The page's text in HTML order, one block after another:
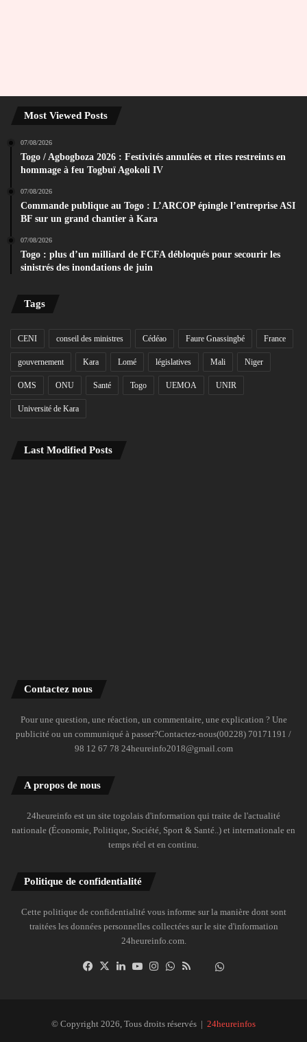
Most Viewed Posts
07/08/2026
Togo / Agbogboza 2026 : Festivités annulées et rites restreints en
hommage à feu Togbuï Agokoli IV
07/08/2026
Commande publique au Togo : L’ARCOP épingle l’entreprise ASI
BF sur un grand chantier à Kara
07/08/2026
Togo : plus d’un milliard de FCFA débloqués pour secourir les
sinistrés des inondations de juin
Tags
CENI conseil des ministres Cédéao Faure Gnassingbé France
gouvernement Kara Lomé législatives Mali Niger
OMS ONU Santé Togo UEMOA UNIR
Université de Kara
Last Modified Posts
Contactez nous
Pour une question, une réaction, un commentaire, une explication ? Une
publicité ou un communiqué à passer?Contactez-nous(00228) 70171191 /
98 12 67 78 24heureinfo2018@gmail.com
A propos de nous
24heureinfo est un site togolais d'information qui traite de l'actualité
nationale (Économie, Politique, Société, Sport & Santé..) et internationale en
temps réel et en continu.
Politique de confidentialité
Cette politique de confidentialité vous informe sur la manière dont sont
traitées les données personnelles collectées sur le site d'information
24heureinfo.com.
Facebook
X LinkedinYouTubeInstagramWhatsAppDailymotion
© Copyright 2026, Tous droits réservés | 24heureinfos